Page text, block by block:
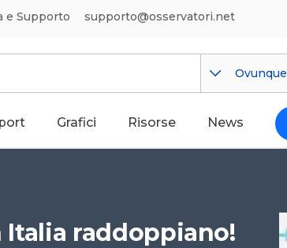
e Supporto supporto@osservatori.net
Ovunque
Grafici Risorse News
raddoppiano!